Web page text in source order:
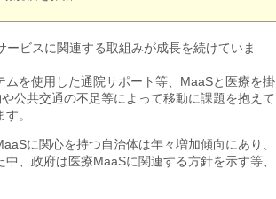
ビスに関連する取組みが成長を続けていま
を使用した通院サポート等、MaaSと医療を掛
公共交通の不足等によって移動に課題を抱えて
。
に関心を持つ自治体は年々増加傾向にあり、
、政府は医療MaaSに関連する方針を示す等、